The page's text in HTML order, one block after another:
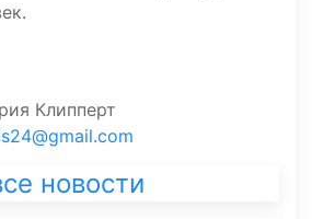
Клипперт
новости